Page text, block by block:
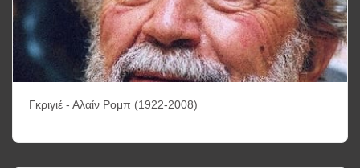
Γκριγιέ - Αλαίν Ρομπ (1922-2008)